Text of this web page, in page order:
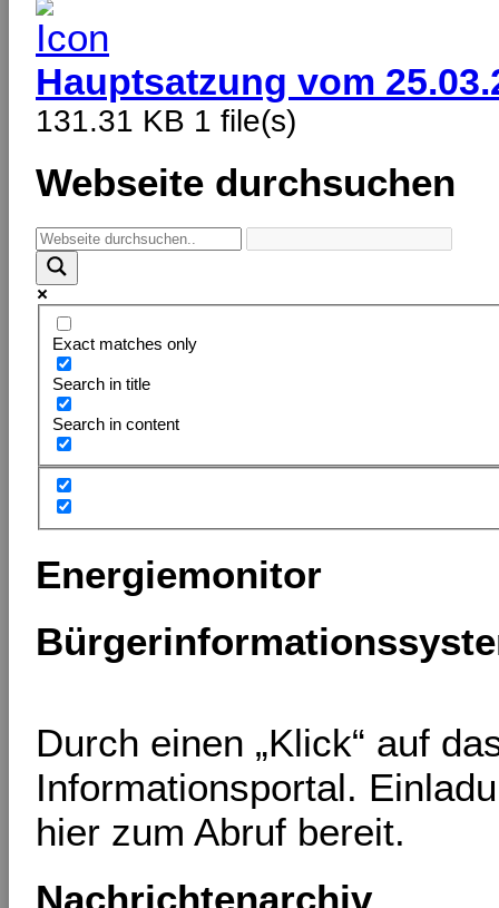
Hauptsatzung vom
131.31 KB 1 file(s)
Webseite durchsuchen
Exact matches only
Search in title
Search in content
Energiemonitor
Durch einen „Klick“ auf
Informationsportal.
hier zum Abruf bereit.
Nachrichtenarchiv